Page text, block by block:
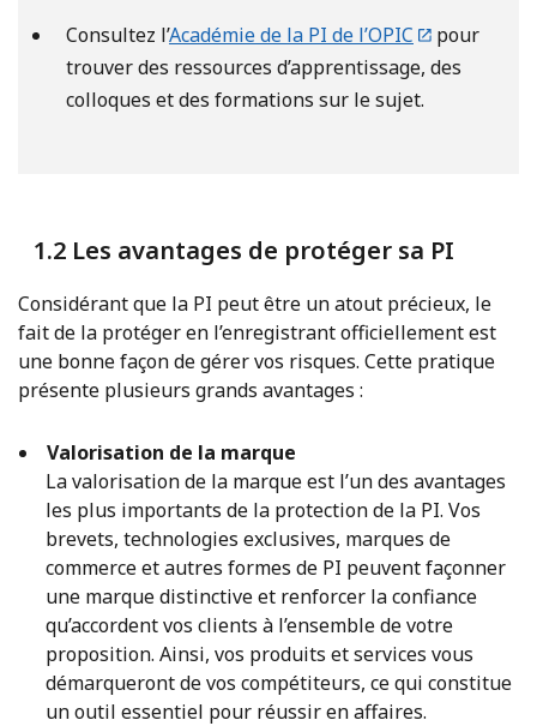
Consultez l’Académie de la PI de l’OPIC
pour
trouver des ressources d’apprentissage, des
colloques et des formations sur le sujet.
1.2 Les avantages de protéger sa PI
Considérant que la PI peut être un atout précieux, le
fait de la protéger en l’enregistrant officiellement est
une bonne façon de gérer vos risques. Cette pratique
présente plusieurs grands avantages :
Valorisation de la marque
La valorisation de la marque est l’un des avantages
les plus importants de la protection de la PI. Vos
brevets, technologies exclusives, marques de
commerce et autres formes de PI peuvent façonner
une marque distinctive et renforcer la confiance
qu’accordent vos clients à l’ensemble de votre
proposition. Ainsi, vos produits et services vous
démarqueront de vos compétiteurs, ce qui constitue
un outil essentiel pour réussir en affaires.